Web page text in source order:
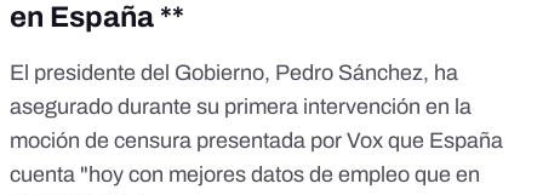
en España **
El presidente del Gobierno, Pedro Sánchez, ha
asegurado durante su primera intervención en la
moción de censura presentada por Vox que España
cuenta "hoy con mejores datos de empleo que en